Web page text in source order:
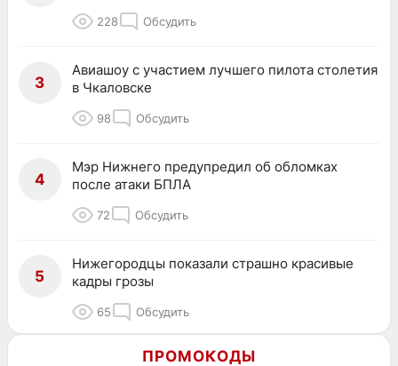
228 Обсудить
3
Авиашоу с участием лучшего пилота столетия
в Чкаловске
98 Обсудить
4
Мэр Нижнего предупредил об обломках
после атаки БПЛА
72 Обсудить
5
Нижегородцы показали страшно красивые
кадры грозы
65 Обсудить
ПРОМОКОДЫ